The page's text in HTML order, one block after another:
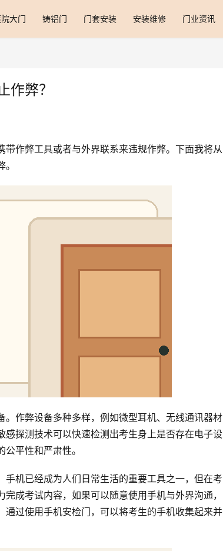
大门 铸铝门 门套安装 安装维修 门业资讯
作弊？
作弊工具或者与外界联系来违规作弊。下面我将从
作弊设备多种多样，例如微型耳机、无线通讯器材
探测技术可以快速检测出考生身上是否存在电子设
平性和严肃性。
机已经成为人们日常生活的重要工具之一，但在考
成考试内容，如果可以随意使用手机与外界沟通，
过使用手机安检门，可以将考生的手机收集起来并